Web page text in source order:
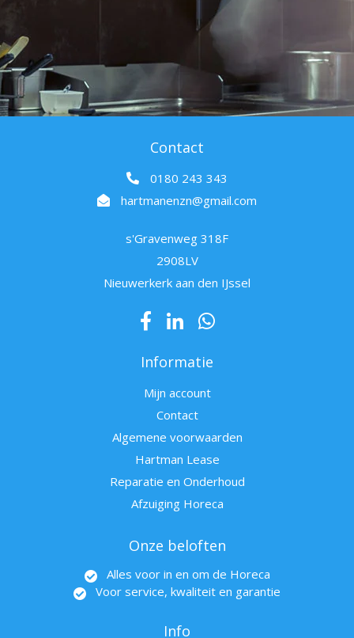
Contact
0180 243 343
hartmanenzn@gmail.com
s'Gravenweg 318F
2908LV
Nieuwerkerk aan den IJssel
Informatie
Mijn account
Contact
Algemene voorwaarden
Hartman Lease
Reparatie en Onderhoud
Afzuiging Horeca
Onze beloften
Alles voor in en om de Horeca
Voor service, kwaliteit en garantie
Info